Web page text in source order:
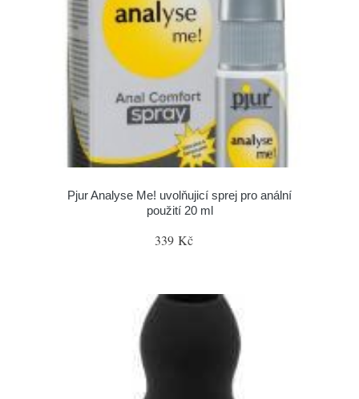
Pjur Analyse Me! uvolňujicí sprej pro anální
použití 20 ml
339 Kč